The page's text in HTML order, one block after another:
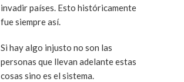
invadir países. Esto históricamente
fue siempre así.
Si hay algo injusto no son las
personas que llevan adelante estas
cosas sino es el sistema.